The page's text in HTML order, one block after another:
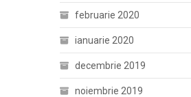
februarie 2020
ianuarie 2020
decembrie 2019
noiembrie 2019